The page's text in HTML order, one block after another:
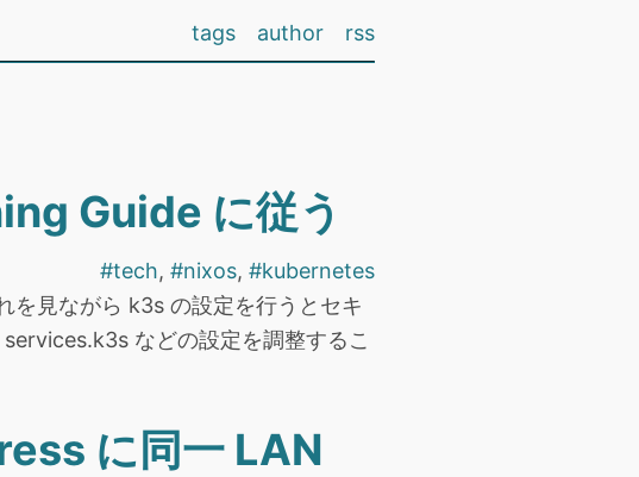
rss
author
tags
Guide に従う
#tech, #nixos, #kubernetes
を見ながら k3s の設定を行うとセキ
などの設定を調整するこ
に同一 LAN